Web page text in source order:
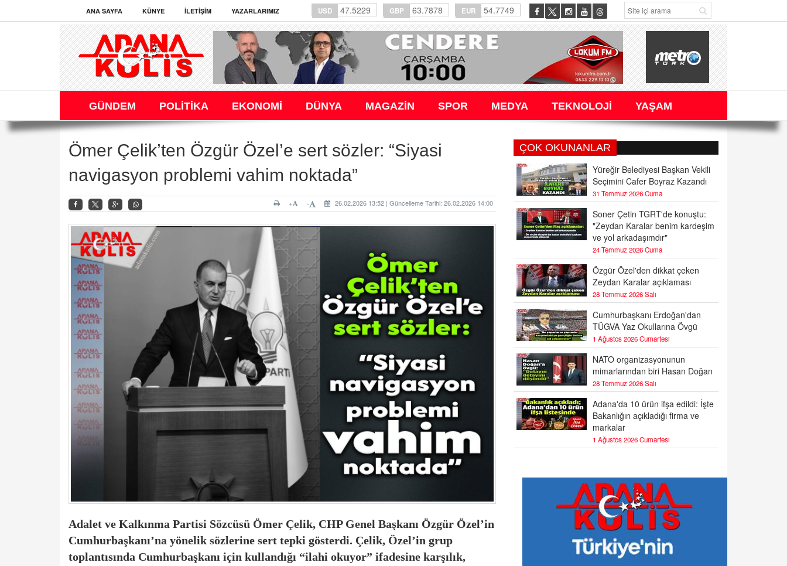
ANA SAYFA KÜNYE İLETIŞIM YAZARLARIMIZ USD 47.5229 GBP 63.7878 EUR 54.7749
GÜNDEM POLİTİKA EKONOMİ DÜNYA MAGAZİN SPOR MEDYA TEKNOLOJİ YAŞAM
Ömer Çelik’ten Özgür Özel’e sert sözler: “Siyasi
navigasyon problemi vahim noktada”
26.02.2026 13:52 | Güncelleme Tarihi: 26.02.2026 14:00
-
+
Adalet ve Kalkınma Partisi Sözcüsü Ömer Çelik, CHP Genel Başkanı Özgür Özel’in
Cumhurbaşkanı’na yönelik sözlerine sert tepki gösterdi. Çelik, Özel’in grup
toplantısında Cumhurbaşkanı için kullandığı “ilahi okuyor” ifadesine karşılık,
ÇOK OKUNANLAR
Yüreğir Belediyesi Başkan Vekili
Seçimini Cafer Boyraz Kazandı
31 Temmuz 2026 Cuma
Soner Çetin TGRT'de konuştu:
"Zeydan Karalar benim kardeşim
ve yol arkadaşımdır"
24 Temmuz 2026 Cuma
Özgür Özel'den dikkat çeken
Zeydan Karalar açıklaması
28 Temmuz 2026 Salı
Cumhurbaşkanı Erdoğan'dan
TÜGVA Yaz Okullarına Övgü
1 Ağustos 2026 Cumartesi
NATO organizasyonunun
mimarlarından biri Hasan Doğan
28 Temmuz 2026 Salı
Adana'da 10 ürün ifşa edildi: İşte
Bakanlığın açıkladığı firma ve
markalar
1 Ağustos 2026 Cumartesi